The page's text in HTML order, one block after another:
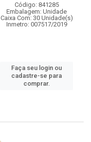
Código: 841285
Embalagem: Unidade
Caixa Com: 30 Unidade(s)
Inmetro: 007517/2019
Faça seu login ou
cadastre-se para
comprar.